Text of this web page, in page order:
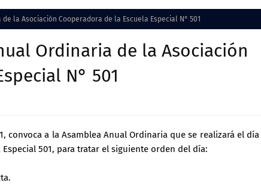
la Asociación Cooperadora de la Escuela Especial N° 501
Ordinaria de la Asociación
N° 501
convoca a la Asamblea Anual Ordinaria que se realizará el día
Especial 501, para tratar el siguiente orden del día: